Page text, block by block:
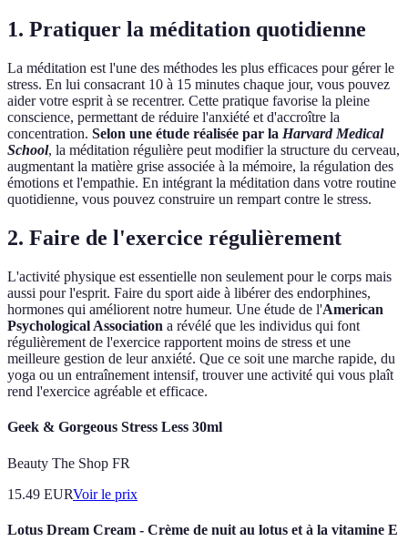
1. Pratiquer la méditation quotidienne
La méditation est l'une des méthodes les plus efficaces pour gérer le
stress. En lui consacrant 10 à 15 minutes chaque jour, vous pouvez
aider votre esprit à se recentrer. Cette pratique favorise la pleine
conscience, permettant de réduire l'anxiété et d'accroître la
concentration. Selon une étude réalisée par la Harvard Medical
School, la méditation régulière peut modifier la structure du cerveau,
augmentant la matière grise associée à la mémoire, la régulation des
émotions et l'empathie. En intégrant la méditation dans votre routine
quotidienne, vous pouvez construire un rempart contre le stress.
2. Faire de l'exercice régulièrement
L'activité physique est essentielle non seulement pour le corps mais
aussi pour l'esprit. Faire du sport aide à libérer des endorphines,
hormones qui améliorent notre humeur. Une étude de l'American
Psychological Association a révélé que les individus qui font
régulièrement de l'exercice rapportent moins de stress et une
meilleure gestion de leur anxiété. Que ce soit une marche rapide, du
yoga ou un entraînement intensif, trouver une activité qui vous plaît
rend l'exercice agréable et efficace.
Geek & Gorgeous Stress Less 30ml
Beauty The Shop FR
15.49 EURVoir le prix
Lotus Dream Cream - Crème de nuit au lotus et à la vitamine E